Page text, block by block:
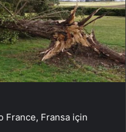
France, Fransa için